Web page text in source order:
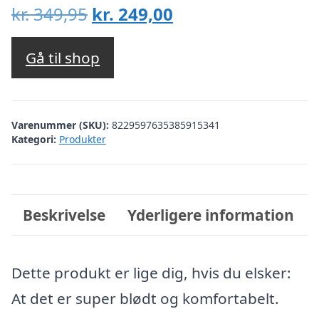
kr.349,95 Den
oprindelige
pris
var:
kr. 349,95.
kr. 249,00
kr. 249,00.
Gå til shop
Varenummer (SKU): 8229597635385915341
Kategori: Produkter
Beskrivelse Yderligere information
Dette produkt er lige dig, hvis du elsker:
At det er super blødt og komfortabelt.